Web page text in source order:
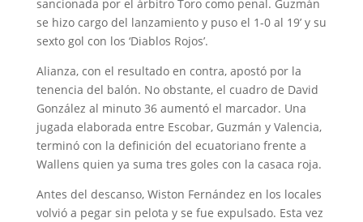
sancionada por el árbitro Toro como penal. Guzmán
se hizo cargo del lanzamiento y puso el 1-0 al 19’ y su
sexto gol con los ‘Diablos Rojos’.
Alianza, con el resultado en contra, apostó por la
tenencia del balón. No obstante, el cuadro de David
González al minuto 36 aumentó el marcador. Una
jugada elaborada entre Escobar, Guzmán y Valencia,
terminó con la definición del ecuatoriano frente a
Wallens quien ya suma tres goles con la casaca roja.
Antes del descanso, Wiston Fernández en los locales
volvió a pegar sin pelota y se fue expulsado. Esta vez